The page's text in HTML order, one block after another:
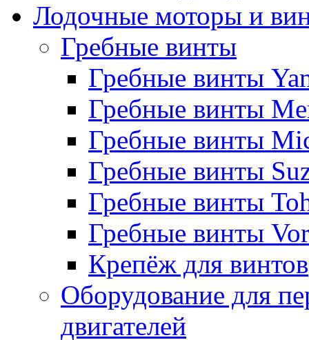
Лодочные моторы и
Гребные винты
Гребные винты
Гребные винты
Гребные винты
Гребные винты
Гребные винты
Гребные винты
Крепёж для винтов
Оборудование для
двигателей